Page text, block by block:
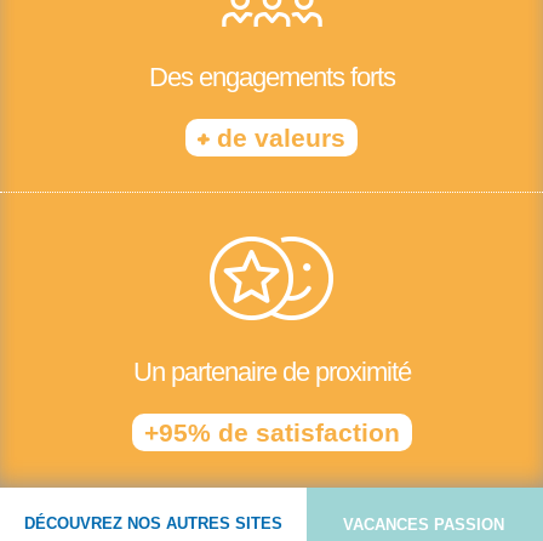
Des engagements forts
+ de valeurs
Un partenaire de proximité
+95% de satisfaction
DÉCOUVREZ NOS AUTRES SITES VACANCES PASSION